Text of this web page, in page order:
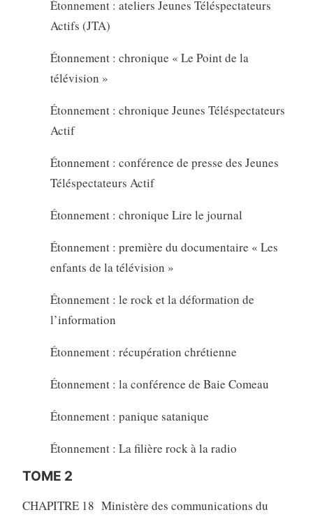
Étonnement : ateliers Jeunes Téléspectateurs
Actifs (JTA)
Étonnement : chronique « Le Point de la
télévision »
Étonnement : chronique Jeunes Téléspectateurs
Actif
Étonnement : conférence de presse des Jeunes
Téléspectateurs Actif
Étonnement : chronique Lire le journal
Étonnement : première du documentaire « Les
enfants de la télévision »
Étonnement : le rock et la déformation de
l’information
Étonnement : récupération chrétienne
Étonnement : la conférence de Baie Comeau
Étonnement : panique satanique
Étonnement : La filière rock à la radio
TOME 2
CHAPITRE 18 Ministère des communications du